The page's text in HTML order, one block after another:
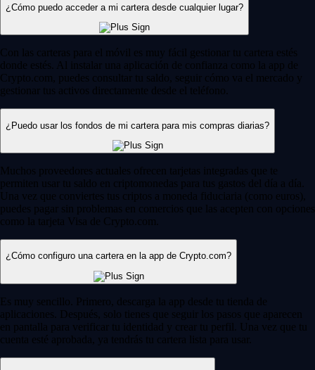
¿Cómo puedo acceder a mi cartera desde cualquier lugar?
Con las carteras para el móvil es muy fácil gestionar tu cartera estés
donde estés. Al instalar una aplicación de confianza como la app de
Crypto.com, puedes consultar tu saldo, seguir cómo va el mercado y
gestionar tus activos directamente desde el teléfono.
¿Puedo usar los fondos de mi cartera para mis compras diarias?
Muchos proveedores actuales ofrecen tarjetas integradas que te
permiten usar tu saldo en criptomonedas para tus gastos del día a día.
Una vez que conviertes tus criptos a moneda fiduciaria (como euros),
puedes pagar sin problemas en comercios que las acepten con opciones
como la tarjeta Visa de Crypto.com.
¿Cómo configuro una cartera en la app de Crypto.com?
Es muy sencillo. Primero, descarga la app desde tu tienda de
aplicaciones. Después, solo tienes que seguir los pasos que aparecen
en pantalla para verificar tu identidad y crear tu perfil. Una vez que tu
cuenta esté aprobada, ya tendrás tu cartera lista para usar.